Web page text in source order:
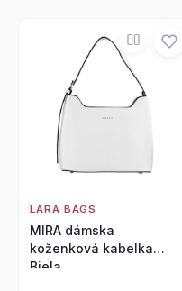
LARA BAGS
MIRA dámska
koženková kabelka
Biela